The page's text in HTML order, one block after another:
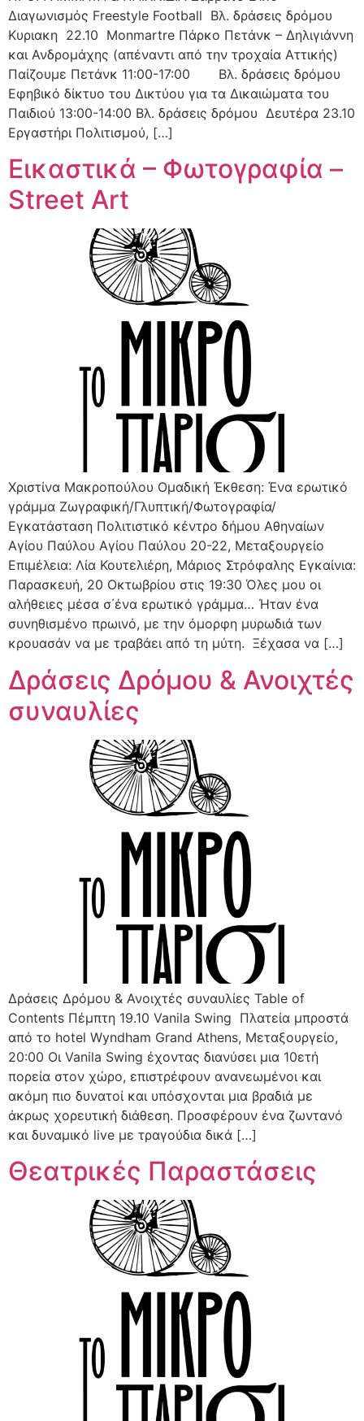
Διαγωνισμός Freestyle Football Βλ. δράσεις δρόμου
Κυριακη 22.10 Μonmartre Πάρκο Πετάνκ – Δηλιγιάννη
και Ανδρομάχης (απέναντι από την τροχαία Αττικής)
Παίζουμε Πετάνκ 11:00-17:00 Βλ. δράσεις δρόμου
Εφηβικό δίκτυο του Δικτύου για τα Δικαιώματα του
Παιδιού 13:00-14:00 Βλ. δράσεις δρόμου Δευτέρα 23.10
Εργαστήρι Πολιτισμού, […]
Εικαστικά – Φωτογραφία –
Street Art
Χριστίνα Μακροπούλου Ομαδική Έκθεση: Ένα ερωτικό
γράμμα Ζωγραφική/Γλυπτική/Φωτογραφία/
Εγκατάσταση Πολιτιστικό κέντρο δήμου Αθηναίων
Αγίου Παύλου Αγίου Παύλου 20-22, Μεταξουργείο
Επιμέλεια: Λία Κουτελιέρη, Μάριος Στρόφαλης Εγκαίνια:
Παρασκευή, 20 Οκτωβρίου στις 19:30 Όλες μου οι
αλήθειες μέσα σ΄ένα ερωτικό γράμμα… Ήταν ένα
συνηθισμένο πρωινό, με την όμορφη μυρωδιά των
κρουασάν να με τραβάει από τη μύτη. Ξέχασα να […]
Δράσεις Δρόμου & Ανοιχτές
συναυλίες
Δράσεις Δρόμου & Ανοιχτές συναυλίες Table of
Contents Πέμπτη 19.10 Vanila Swing Πλατεία μπροστά
από το hotel Wyndham Grand Athens, Μεταξουργείο,
20:00 Oι Vanila Swing έχοντας διανύσει μια 10ετή
πορεία στον χώρο, επιστρέφουν ανανεωμένοι και
ακόμη πιο δυνατοί και υπόσχονται μια βραδιά με
άκρως χορευτική διάθεση. Προσφέρουν ένα ζωντανό
και δυναμικό live με τραγούδια δικά […]
Θεατρικές Παραστάσεις